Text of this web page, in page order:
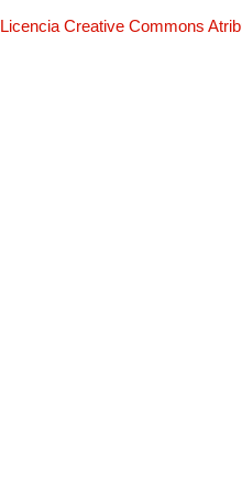
Licencia Creative Commons